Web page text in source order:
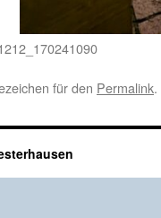
für den Permalink.